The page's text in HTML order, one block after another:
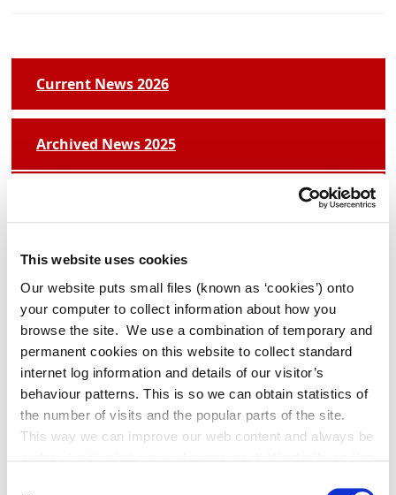
This website uses cookies
Our website puts small files (known as ‘cookies’) onto
your computer to collect information about how you
browse the site. We use a combination of temporary and
permanent cookies on this website to collect standard
internet log information and details of our visitor’s
behaviour patterns. This is so we can obtain statistics of
the number of visits and the popular parts of the site.
This way we can improve our web content and always be
Current News 2026
Archived News 2025
Archived Adverts 2025
News
Former Lord Mayor of Manchester
Tommy Judge Visits Athy.